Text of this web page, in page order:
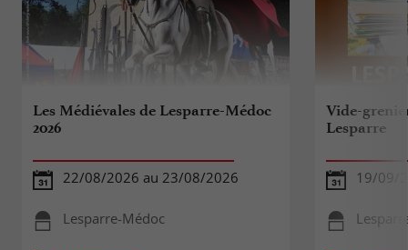
Les Médiévales de Lesparre-Médoc
2026
22/08/2026 au 23/08/2026
Lesparre-Médoc
Vide-
Lesparre
19/09/